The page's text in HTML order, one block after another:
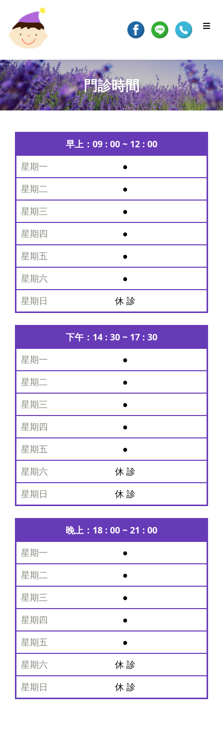
門診時間
時
間
星
期
一
星
期
二
星
期
三
期
星
期
五
星
期
六
星
期
日
早上：09 : 00 ~ 12 : 00
●
●
●
●
●
●
休 診
下午：14 : 30 ~ 17 : 30
●
●
●
●
●
休 診
休 診
晚上：18 : 00 ~ 21 : 00
●
●
●
●
●
休 診
休 診